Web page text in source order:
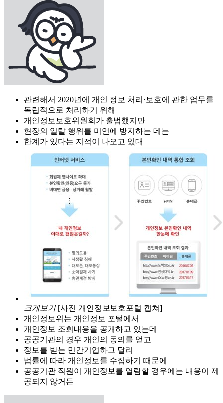
관련해서 2020년에 개인 정보 처리·보호에 관한 업무를
독립적으로 처리하기 위해
개인정보보호위원회가 출범했지만
현장의 일탈 행위를 미연에 방지하는 데는
한계가 있다는 지적이 나오고 있대
크게보기 [사진 개인정보보호포털 캡쳐]
개인정보위는 개인정보 포털에서
개인정보 조회내용을 공개하고 있는데
공공기관의 경우 개인의 동의를 얻고
정보를 받는 민간기업하고 달리
법률에 따라 개인정보를 수집하기 때문에
공공기관 직원이 개인정보를 열람할 경우에는 내용이 제
공되지 않거든